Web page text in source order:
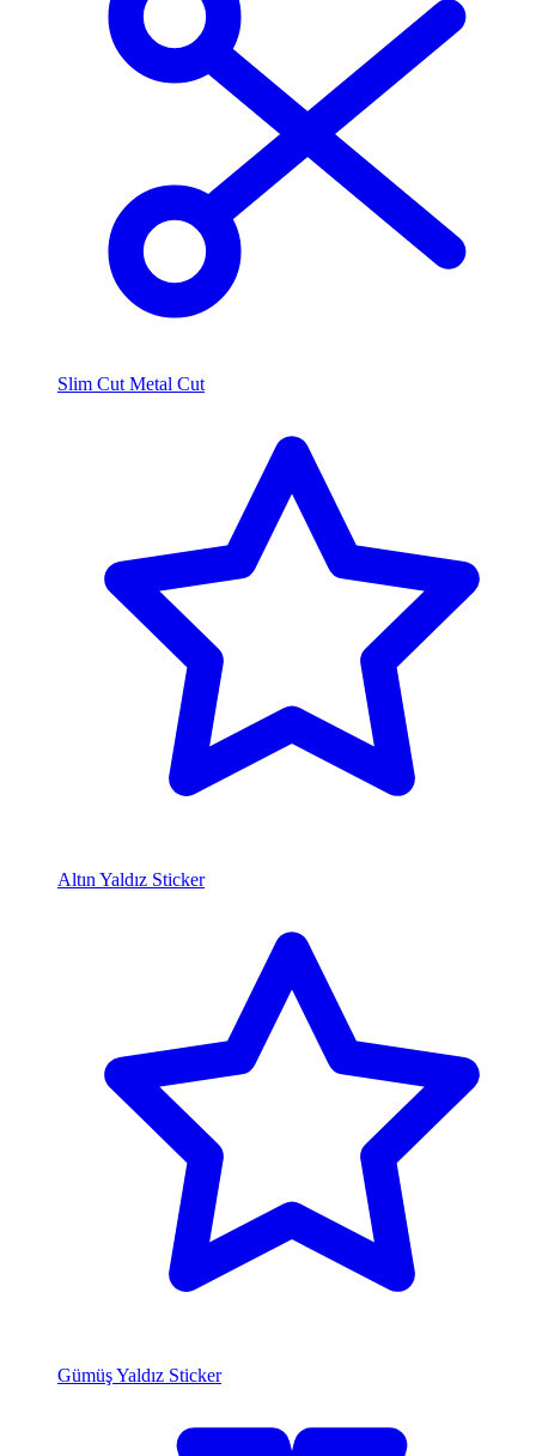
Slim Cut Metal Cut
Altın Yaldız Sticker
Gümüş Yaldız Sticker